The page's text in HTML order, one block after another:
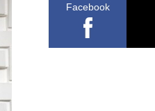
Facebook